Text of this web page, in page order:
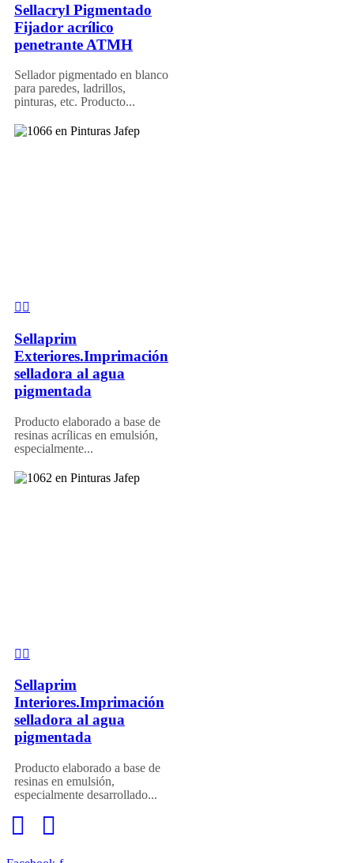
Sellacryl Pigmentado
Fijador acrílico
penetrante ATMH
Sellador pigmentado en blanco
para paredes, ladrillos,
pinturas, etc. Producto...
Sellaprim
Exteriores.Imprimación
selladora al agua
pigmentada
Producto elaborado a base de
resinas acrílicas en emulsión,
especialmente...
Sellaprim
Interiores.Imprimación
selladora al agua
pigmentada
Producto elaborado a base de
resinas en emulsión,
especialmente desarrollado...